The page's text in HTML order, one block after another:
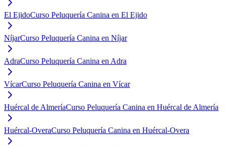
El EjidoCurso Peluquería Canina en El Ejido
NíjarCurso Peluquería Canina en Níjar
AdraCurso Peluquería Canina en Adra
VícarCurso Peluquería Canina en Vícar
Huércal de AlmeríaCurso Peluquería Canina en Huércal de Almería
Huércal-OveraCurso Peluquería Canina en Huércal-Overa